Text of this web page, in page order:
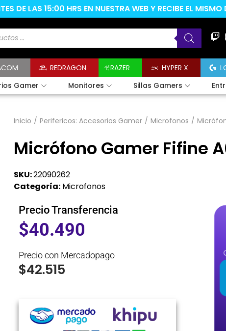
DE LAS 15:00 HRS EN NUESTRA WEB Y RECIBE EL
REDRAGON RAZER HYPER X
Gamer Monitores Sillas Gamers
Inicio / Perifericos: Accesorios Gamer / Microfonos /
Micrófono Gamer Fifine
SKU:22090262
Categoría: Microfonos
Precio Transferencia
$40.490
Precio con Mercadopago
$42.515